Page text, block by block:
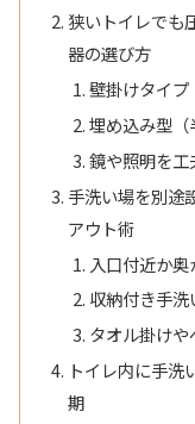
狭いトイレでも
器の選び方
壁掛けタイ
埋め込み型（
鏡や照明を工
手洗い場を別途
アウト術
入口付近か
収納付き手
タオル掛け
トイレ内に手洗
期